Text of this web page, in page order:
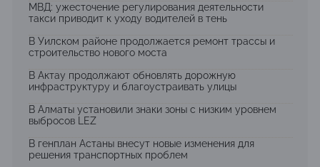
МВД: ужесточение регулирования деятельности
такси приводит к уходу водителей в тень
В Уилском районе продолжается ремонт трассы и
строительство нового моста
В Актау продолжают обновлять дорожную
инфраструктуру и благоустраивать улицы
В Алматы установили знаки зоны с низким уровнем
выбросов LEZ
В генплан Астаны внесут новые изменения для
решения транспортных проблем